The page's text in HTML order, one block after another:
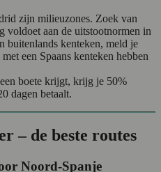
zijn milieuzones. Zoek van
voldoet aan de uitstootnormen in
buitenlands kenteken, meld je
een Spaans kenteken hebben
boete krijgt, krijg je 50%
dagen betaalt.
– de beste routes
Noord-Spanje